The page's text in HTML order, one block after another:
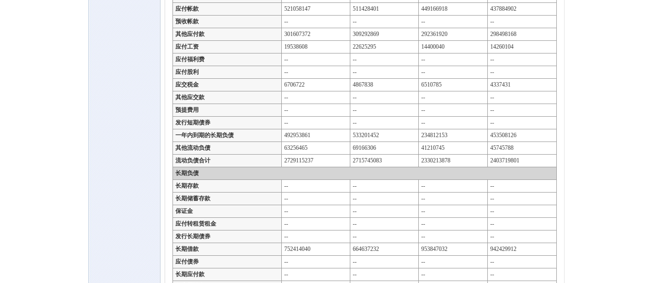
应付帐款
521058147 511428401 449166918
437884902
预收帐款
-- -- --
--
其他应付款
301607372 309292869 292361920
298498168
应付工资
19538608 22625295 14400040
14260104
应付福利费
-- -- --
--
应付股利
-- -- --
--
应交税金
6706722 4867838 6510785
4337431
其他应交款
-- -- --
--
预提费用
-- -- --
--
发行短期债券
-- -- --
--
一年内到期的长期负债
492953861 533201452 234812153
453508126
其他流动负债
63256465 69166306 41210745
45745788
流动负债合计
2729115237 2715745083 2330213878
2403719801
长期负债
长期存款
-- -- --
--
长期储蓄存款
-- -- --
--
保证金
-- -- --
--
应付转租赁租金
-- -- --
--
发行长期债券
-- -- --
--
长期借款
752414040 664637232 953847032
942429912
应付债券
-- -- --
--
长期应付款
-- -- --
--